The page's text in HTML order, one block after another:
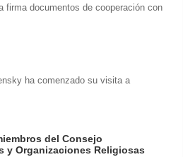
firma documentos de cooperación con
ha comenzado su visita a
del Consejo
y Organizaciones Religiosas